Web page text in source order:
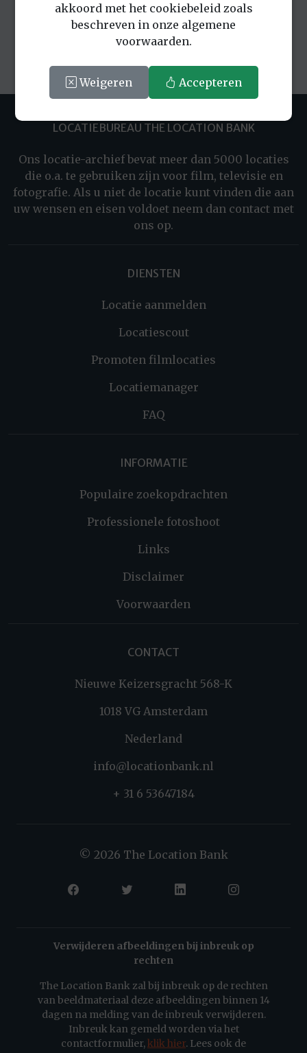
LOCATIEBUREAU THE LOCATION BANK
Ons locatie-archief bevat meer dan 5000 locaties
die o.a. te gebruiken zijn voor film, televisie en
fotografie. Als u niet de locatie kunt vinden die aan
uw wensen en eisen voldoet neem dan contact met
ons op.
DIENSTEN
Locatie aanmelden
Locatiescout
Promoten filmlocaties
Locatiemanager
FAQ
INFORMATIE
Populaire zoekopdrachten
Professionele fotoshoot
Links
Disclaimer
Voorwaarden
CONTACT
Nieuwe Keizersgracht 568-K
1018 VG Amsterdam
Nederland
info@locationbank.nl
+ 31 6 53647184
© 2026 The Location Bank
Verwijderen afbeeldingen bij inbreuk op
rechten
The Location Bank zal bij inbreuk op de rechten
van beeldmateriaal deze afbeeldingen binnen 14
dagen na melding van de inbreuk verwijderen.
Inbreuk kan gemeld worden via het
contactformulier,klik hier. Lees ook de
akkoord met het cookiebeleid zoals
beschreven in onze algemene
voorwaarden.
Weigeren Accepteren